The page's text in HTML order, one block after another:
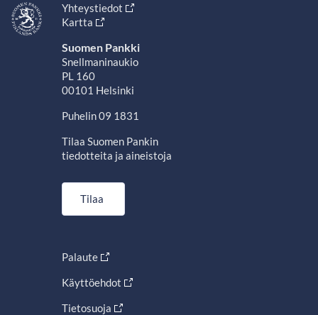
Yhteystiedot
Kartta
Suomen Pankki
Snellmaninaukio
PL 160
00101 Helsinki
Puhelin 09 1831
Tilaa Suomen Pankin
tiedotteita ja aineistoja
Tilaa
Palaute
Käyttöehdot
Tietosuoja